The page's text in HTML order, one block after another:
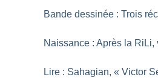
Bande dessinée : Trois
Naissance : Après la RiLi,
Lire : Sahagian, « Victor